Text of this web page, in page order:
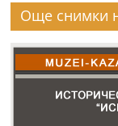
Още снимки